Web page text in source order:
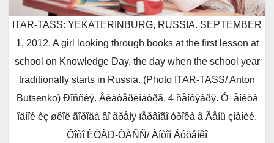
ITAR-TASS: YEKATERINBURG, RUSSIA. SEPTEMBER
1, 2012. A girl looking through books at the first lesson at
school on Knowledge Day, the day when the school year
traditionally starts in Russia. (Photo ITAR-TASS/ Anton
Butsenko) Ðîññèÿ. Åêàòåðèíáóðã. 4 ñåíòÿáðÿ. Ó÷åíèöà
îäíîé èç øêîë ãîðîäà âî âðåìÿ ïåðâîãî óðîêà â Äåíü çíàíèé.
Ôîòî ÈÒÀÐ-ÒÀÑÑ/ Àíòîí Áóöåíêî